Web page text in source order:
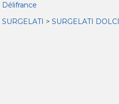
Délifrance
SURGELATI > SURGELATI DOLCI